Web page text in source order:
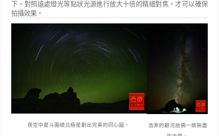
下，對照遠處燈光等點狀光源進行放大十倍的精細對焦，才可以確保
拍攝效果。
夜空中星斗圍繞北極星劃出完美的同心圓。
浩渺的銀河放佛一條無盡